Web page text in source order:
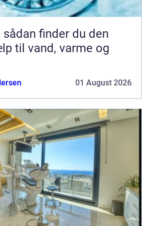
til vand, varme og
01 August 2026